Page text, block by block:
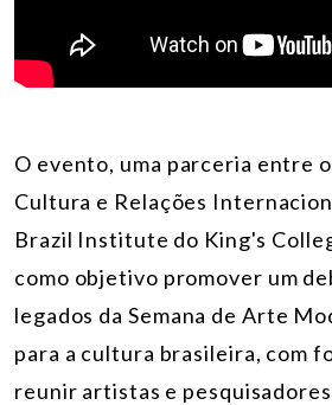
O evento, uma parceria entre
Cultura e Relações
Brazil Institute do King's
como objetivo promover um
legados da Semana de Arte
para a cultura brasileira, com
reunir artistas e